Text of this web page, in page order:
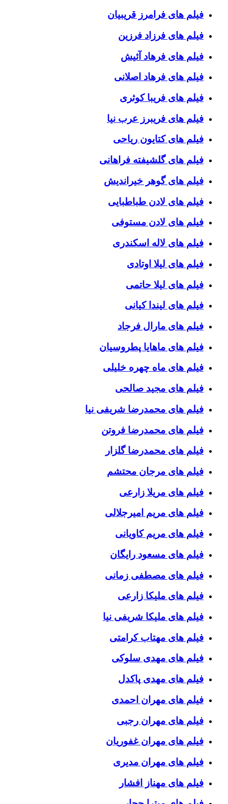
فیلم های فرامرز قریبیان
فیلم های فرزاد فرزین
فیلم های فرهاد آئیش
فیلم های فرهاد اصلانی
فیلم های فریبا کوثری
فیلم های فریبرز عرب نیا
فیلم های کتایون ریاحی
فیلم های گلشیفته فراهانی
فیلم های گوهر خیراندیش
فیلم های لادن طباطبایی
فیلم های لادن مستوفی
فیلم های لاله اسکندری
فیلم های لیلا اوتادی
فیلم های لیلا حاتمی
فیلم های لیندا کیانی
فیلم های مارال فرجاد
فیلم های ماهایا پطروسیان
فیلم های ماه چهره خلیلی
فیلم های مجید صالحی
فیلم های محمدرضا شریفی نیا
فیلم های محمدرضا فروتن
فیلم های محمدرضا گلزار
فیلم های مرجان محتشم
فیلم های مریلا زارعی
فیلم های مریم امیرجلالی
فیلم های مریم کاویانی
فیلم های مسعود رایگان
فیلم های مصطفی زمانی
فیلم های ملیکا زارعی
فیلم های ملیکا شریفی نیا
فیلم های مهتاب کرامتی
فیلم های مهدی سلوکی
فیلم های مهدی پاکدل
فیلم های مهران احمدی
فیلم های مهران رجبی
فیلم های مهران غفوریان
فیلم های مهران مدیری
فیلم های مهناز افشار